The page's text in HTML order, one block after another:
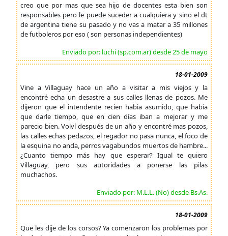
creo que por mas que sea hijo de docentes esta bien son
responsables pero le puede suceder a cualquiera y sino el dt
de argentina tiene su pasado y no vas a matar a 35 millones
de futboleros por eso ( son personas independientes)
Enviado por: luchi (sp.com.ar) desde 25 de mayo
18-01-2009
Vine a Villaguay hace un año a visitar a mis viejos y la
encontré echa un desastre a sus calles llenas de pozos. Me
dijeron que el intendente recien habia asumido, que habia
que darle tiempo, que en cien días iban a mejorar y me
parecio bien. Volví después de un año y encontré mas pozos,
las calles echas pedazos, el regador no pasa nunca, el foco de
la esquina no anda, perros vagabundos muertos de hambre...
¿Cuanto tiempo más hay que esperar? Igual te quiero
Villaguay, pero sus autoridades a ponerse las pilas
muchachos.
Enviado por: M.L.L. (No) desde Bs.As.
18-01-2009
Que les dije de los corsos? Ya comenzaron los problemas por